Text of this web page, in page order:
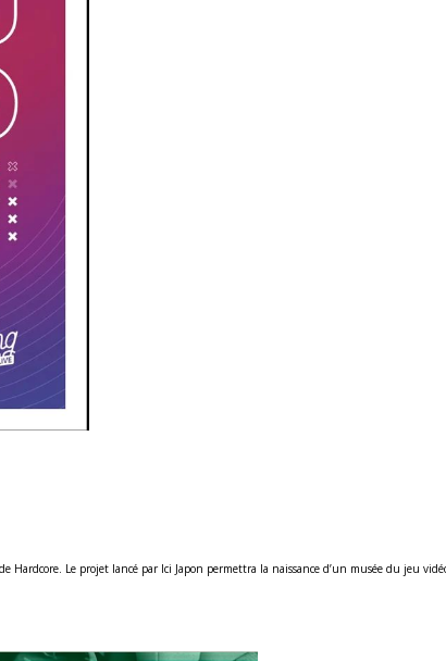
Le projet lancé par Ici Japon permettra la naissance d’un musée du jeu